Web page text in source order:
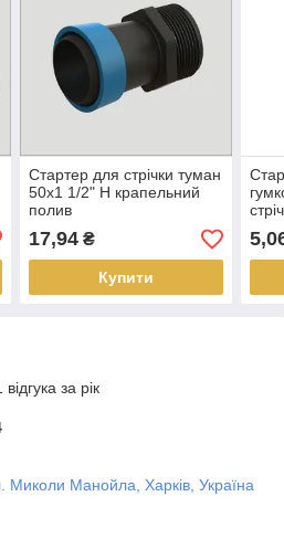
Стартер для стрічки туман
50х1 1/2" Н крапельний
полив
17,94₴
Купити
за рік
Манойла, Харків, Україна